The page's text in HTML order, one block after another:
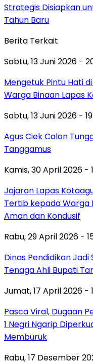
Strategis Disiapkan
Tahun Baru
Berita Terkait
Sabtu, 13 Juni 2026 -
Mengetuk Pintu Hati
Warga Binaan Lapas
Sabtu, 13 Juni 2026 -
Agus Ciek Calon
Tanggamus
Kamis, 30 April 2026 -
Jajaran Lapas
Tertib kepada Warga
Aman dan Kondusif
Rabu, 29 April 2026 -
Dinas Pendidikan
Tenaga Ahli Bupati
Jumat, 17 April 2026 -
Pasca Viral, Dugaan
1 Negri Ngarip
Memburuk
Rabu, 17 Desember